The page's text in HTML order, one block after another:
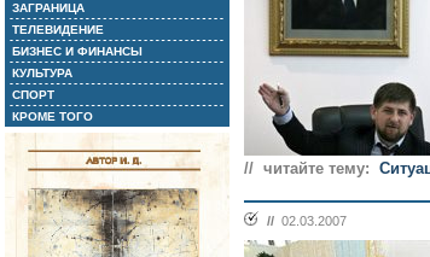
ЗАГРАНИЦА
ТЕЛЕВИДЕНИЕ
БИЗНЕС И ФИНАНСЫ
КУЛЬТУРА
СПОРТ
КРОМЕ ТОГО
// читайте тему:
// 02.03.2007